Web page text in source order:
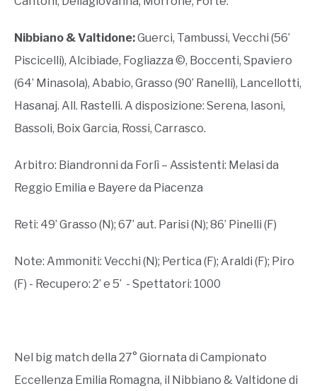
Nibbiano & Valtidone:Guerci, Tambussi, Vecchi (56’
Piscicelli), Alcibiade, Fogliazza ©, Boccenti, Spaviero
(64’ Minasola), Ababio, Grasso (90’ Ranelli), Lancellotti,
Hasanaj. All. Rastelli. A disposizione: Serena, Iasoni,
Bassoli, Boix Garcia, Rossi, Carrasco.
Arbitro: Biandronni da Forlì – Assistenti: Melasi da
Reggio Emilia e Bayere da Piacenza
Reti: 49’ Grasso (N); 67’ aut. Parisi (N); 86’ Pinelli (F)
Note: Ammoniti: Vecchi (N); Pertica (F); Araldi (F); Piro
(F) - Recupero: 2’ e 5’ - Spettatori: 1000
Nel big match della 27° Giornata di Campionato
Eccellenza Emilia Romagna, il Nibbiano & Valtidone di